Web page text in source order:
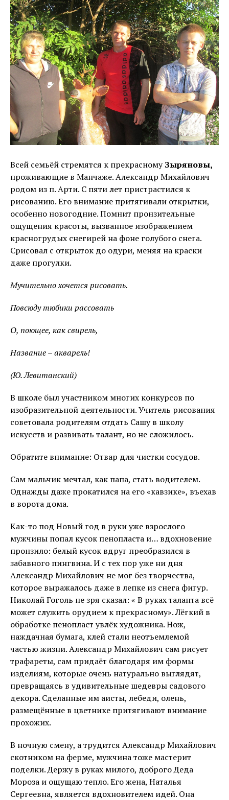
Всей семьёй стремятся к прекрасномуЗыряновы,
проживающие в Манчаже. Александр Михайлович
родом из п. Арти. С пяти лет пристрастился к
рисованию. Его внимание притягивали открытки,
особенно новогодние. Помнит пронзительные
ощущения красоты, вызванное изображением
красногрудых снегирей на фоне голубого снега.
Срисовал с открыток до одури, меняя на краски
даже прогулки.
Мучительно хочется рисовать.
Повсюду тюбики рассовать
О, поющее, как свирель,
Название – акварель!
(Ю. Левитанский)
В школе был участником многих конкурсов по
изобразительной деятельности. Учитель рисования
советовала родителям отдать Сашу в школу
искусств и развивать талант, но не сложилось.
Обратите внимание: Отвар для чистки сосудов.
Сам мальчик мечтал, как папа, стать водителем.
Однажды даже прокатился на его «кавзике», въехав
в ворота дома.
Как-то под Новый год в руки уже взрослого
мужчины попал кусок пенопласта и… вдохновение
пронзило: белый кусок вдруг преобразился в
забавного пингвина. И с тех пор уже ни дня
Александр Михайлович не мог без творчества,
которое выражалось даже в лепке из снега фигур.
Николай Гоголь не зря сказал: « В руках таланта всё
может служить орудием к прекрасному». Лёгкий в
обработке пенопласт увлёк художника. Нож,
наждачная бумага, клей стали неотъемлемой
частью жизни. Александр Михайлович сам рисует
трафареты, сам придаёт благодаря им формы
изделиям, которые очень натурально выглядят,
превращаясь в удивительные шедевры садового
декора. Сделанные им аисты, лебеди, олень,
размещённые в цветнике притягивают внимание
прохожих.
В ночную смену, а трудится Александр Михайлович
скотником на ферме, мужчина тоже мастерит
поделки. Держу в руках милого, доброго Деда
Мороза и ощущаю тепло. Его жена, Наталья
Сергеевна, является вдохновителем идей. Она